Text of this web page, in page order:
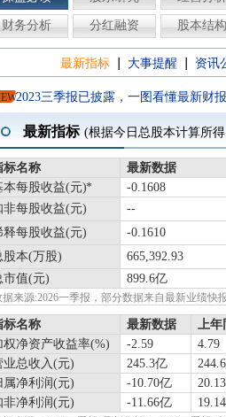
财务分析 分红融资 股本结构
最新指标 大事提醒 资讯
2023三季报已披露，一图看懂最新财
最新指标 (根据今日总股本计算所
标名称 最新数据
本每股收益(元)
-0.1608
非每股收益(元)
--
释每股收益(元)
-0.1610
股本(万股)
665,392.93
市值(元)
899.6亿
据来源:2026一季报，部分数据来自最新业绩
标名称 最新数据 上年
权净资产收益率(%)
-2.59 4.79
业总收入(元)
245.3亿
属净利润(元)
-10.70亿
非净利润(元)
-11.66亿